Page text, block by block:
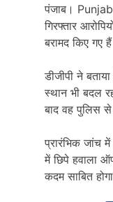
पंजाब। Punjab
गिरफ्तार
बरामद किए गए
डीजीपी ने
स्थान भी बदल
बाद वह पुलिस
प्रारंभिक जांच
में छिपे हवाला
कदम साबित